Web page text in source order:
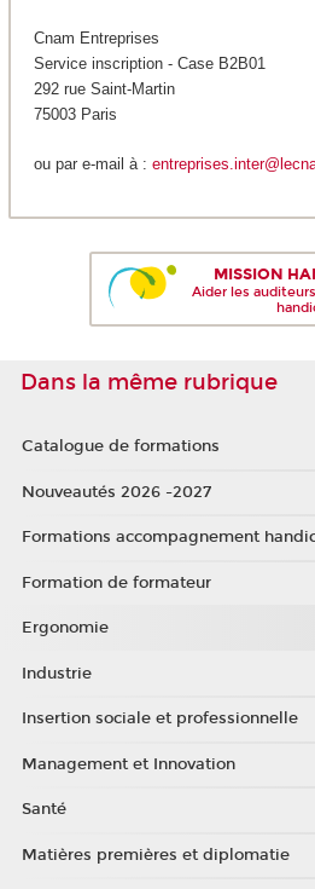
Cnam Entreprises
Service inscription - Case B2B01
292 rue Saint-Martin
75003 Paris
ou par e-mail à :
MISSION
Aider les
Dans la même rubrique
Catalogue de formations
Nouveautés 2026 -2027
Formations accompagnement
Formation de formateur
Ergonomie
Industrie
Insertion sociale et professionnelle
Management et Innovation
Santé
Matières premières et diplomatie